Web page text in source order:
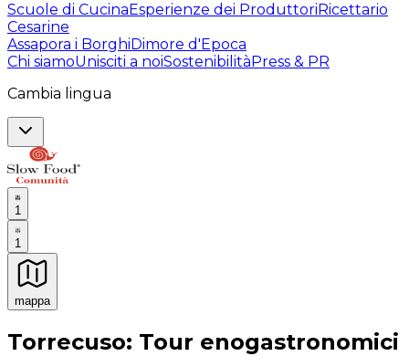
Scuole di CucinaEsperienze dei ProduttoriRicettario
Cesarine
Assapora i BorghiDimore d'Epoca
Chi siamoUnisciti a noiSostenibilitàPress & PR
Cambia lingua
1
1
mappa
Esperienze culinarie indimenticabili: Esperienze
Torrecuso: Tour enogastronomici